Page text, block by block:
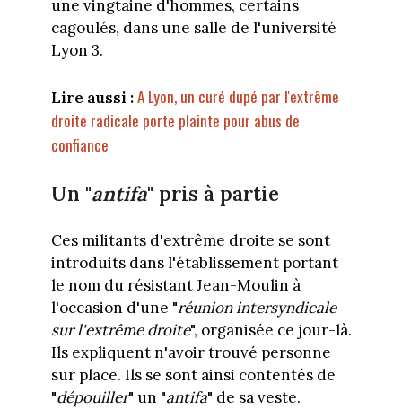
une vingtaine d'hommes, certains
cagoulés, dans une salle de l'université
Lyon 3.
Lire aussi : A Lyon, un curé dupé par l'extrême
droite radicale porte plainte pour abus de
confiance
Un "antifa" pris à partie
Ces militants d'extrême droite se sont
introduits dans l'établissement portant
le nom du résistant Jean-Moulin à
l'occasion d'une "réunion intersyndicale
sur l'extrême droite", organisée ce jour-là.
Ils expliquent n'avoir trouvé personne
sur place. Ils se sont ainsi contentés de
"dépouiller" un "antifa" de sa veste.